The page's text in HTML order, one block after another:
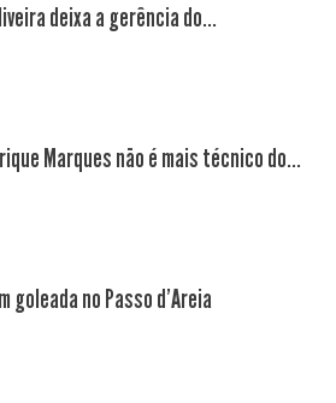
deixa a gerência do...
Marques não é mais técnico do...
goleada no Passo d'Areia